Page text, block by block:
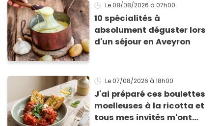
Le 08/08/2026 à 07h00
10 spécialités à
absolument déguster lors
d'un séjour en Aveyron
Le 07/08/2026 à 18h00
J'ai préparé ces boulettes
moelleuses à la ricotta et
tous mes invités m'ont